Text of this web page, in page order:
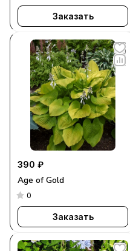
Заказать
390 ₽
Age of Gold
0
Заказать